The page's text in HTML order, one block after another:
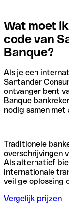
Wat moet
code van
Banque?
Als je een
Santander
ontvanger bent
Banque
nodig samen met
Traditionele
overschrijvingen
Als alternatief
internationale
veilige oplossing
Vergelijk prijzen